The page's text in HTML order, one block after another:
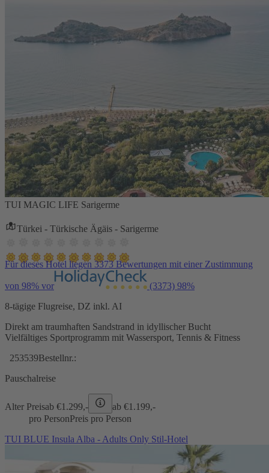
TUI MAGIC LIFE Sarigerme
Türkei - Türkische Ägäis - Sarigerme
Für dieses Hotel liegen 3373 Bewertungen mit einer Zustimmung
von 98% vor (3373) 98%
8-tägige Flugreise, DZ inkl. AI
Direkt am traumhaften Sandstrand in idyllischer Bucht
Vielfältiges Sportprogramm mit Wassersport, Tennis & Fitness
253539Bestellnr.:
Pauschalreise
Alter Preisab €1.299,- ab €1.199,-
pro PersonPreis pro Person
TUI BLUE Insula Alba - Adults Only Stil-Hotel